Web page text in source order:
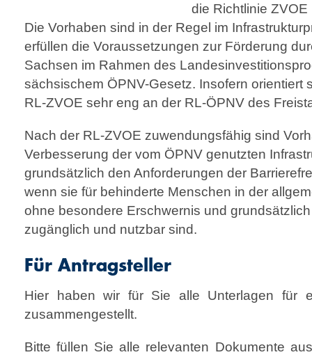
die Richtlinie
Die Vorhaben sind in der Regel im
erfüllen die Voraussetzungen zur Förderung
Sachsen im Rahmen des
sächsischem ÖPNV-Gesetz. Insofern orientiert
RL-ZVOE sehr eng an der RL-ÖPNV des
Nach der RL-ZVOE zuwendungsfähig sind
Verbesserung der vom ÖPNV genutzten
grundsätzlich den Anforderungen der
wenn sie für behinderte Menschen in der
ohne besondere Erschwernis und
zugänglich und nutzbar sind.
Für Antragsteller
Hier haben wir für Sie alle Unterlagen für
zusammengestellt.
Bitte füllen Sie alle relevanten Dokumente